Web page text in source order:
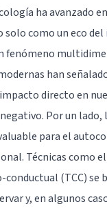
ha avanzado
solo como un eco
fenómeno
han
directo en
Por un
para el
Técnicas como
(TCC) se
y, en algunos